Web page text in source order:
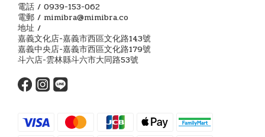
電話 / 0939-153-062
電郵 / mimibra@mimibra.co
地址 /
嘉義文化店-嘉義市西區文化路143號
嘉義中央店-嘉義市西區文化路179號
斗六店-雲林縣斗六市大同路53號